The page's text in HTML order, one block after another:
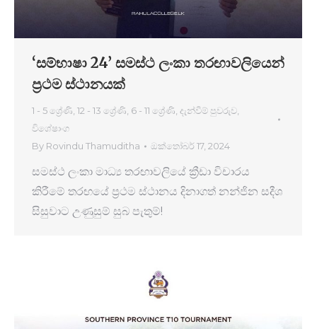
‘සම්භාෂා 24’ සමස්ථ ලංකා තරඟාවලියෙන්
ප්‍රථම ස්ථානයක්
1 - 5 ශ්‍රේණි 12 - 13 ශ්‍රේණි 6 - 11 ශ්‍රේණි දැන්වීම් පුවරුව
විශේෂාංග
By Rovindu Thamuditha ඔක්තෝබර් 17, 2024
සමස්ථ ලංකා මාධ්‍ය තරඟාවලියේ ක්‍රීඩා විචාරය
කිරීමේ තරඟයේ ප්‍රථම ස්ථානය දිනාගත් නන්ජින සදීශ
සිසුවාට උණුසුම් සුබ පැතුම්!